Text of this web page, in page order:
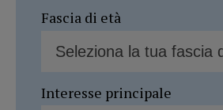
Fascia di età
Interesse principale